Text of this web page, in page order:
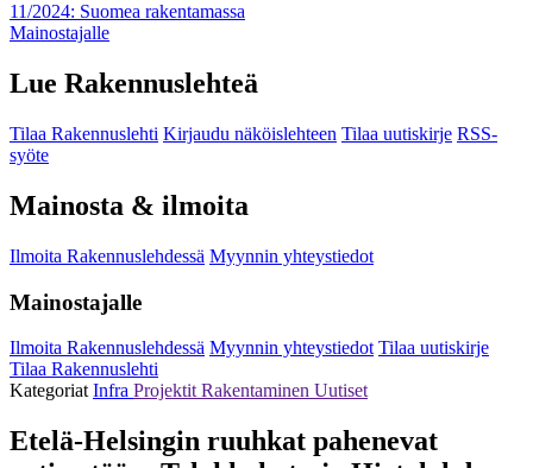
11/2024: Suomea rakentamassa
Mainostajalle
Lue Rakennuslehteä
Tilaa Rakennuslehti Kirjaudu näköislehteen Tilaa uutiskirje RSS-
syöte
Mainosta & ilmoita
Ilmoita Rakennuslehdessä Myynnin yhteystiedot
Mainostajalle
Ilmoita Rakennuslehdessä Myynnin yhteystiedot Tilaa uutiskirje
Tilaa Rakennuslehti
KategoriatInfra ProjektitRakentaminen Uutiset
Etelä-Helsingin ruuhkat pahenevat